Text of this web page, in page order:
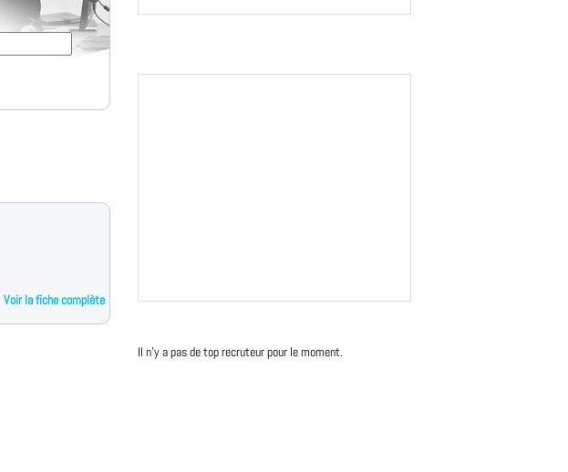
Voir la fiche complète
Il n'y a pas de top recruteur pour le moment.